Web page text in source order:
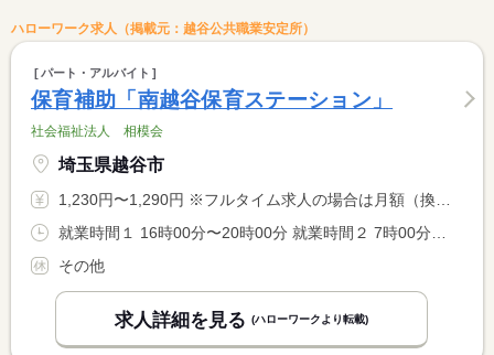
ハローワーク求人（掲載元：越谷公共職業安定所）
パート・アルバイト
保育補助「南越谷保育ステーション」
社会福祉法人 相模会
埼玉県越谷市
1,230円〜1,290円 ※フルタイム求人の場合は月額（換算額）、パート求人の場合は時間額を表示しています。
その他
求人詳細を見る (ハローワークより転載)